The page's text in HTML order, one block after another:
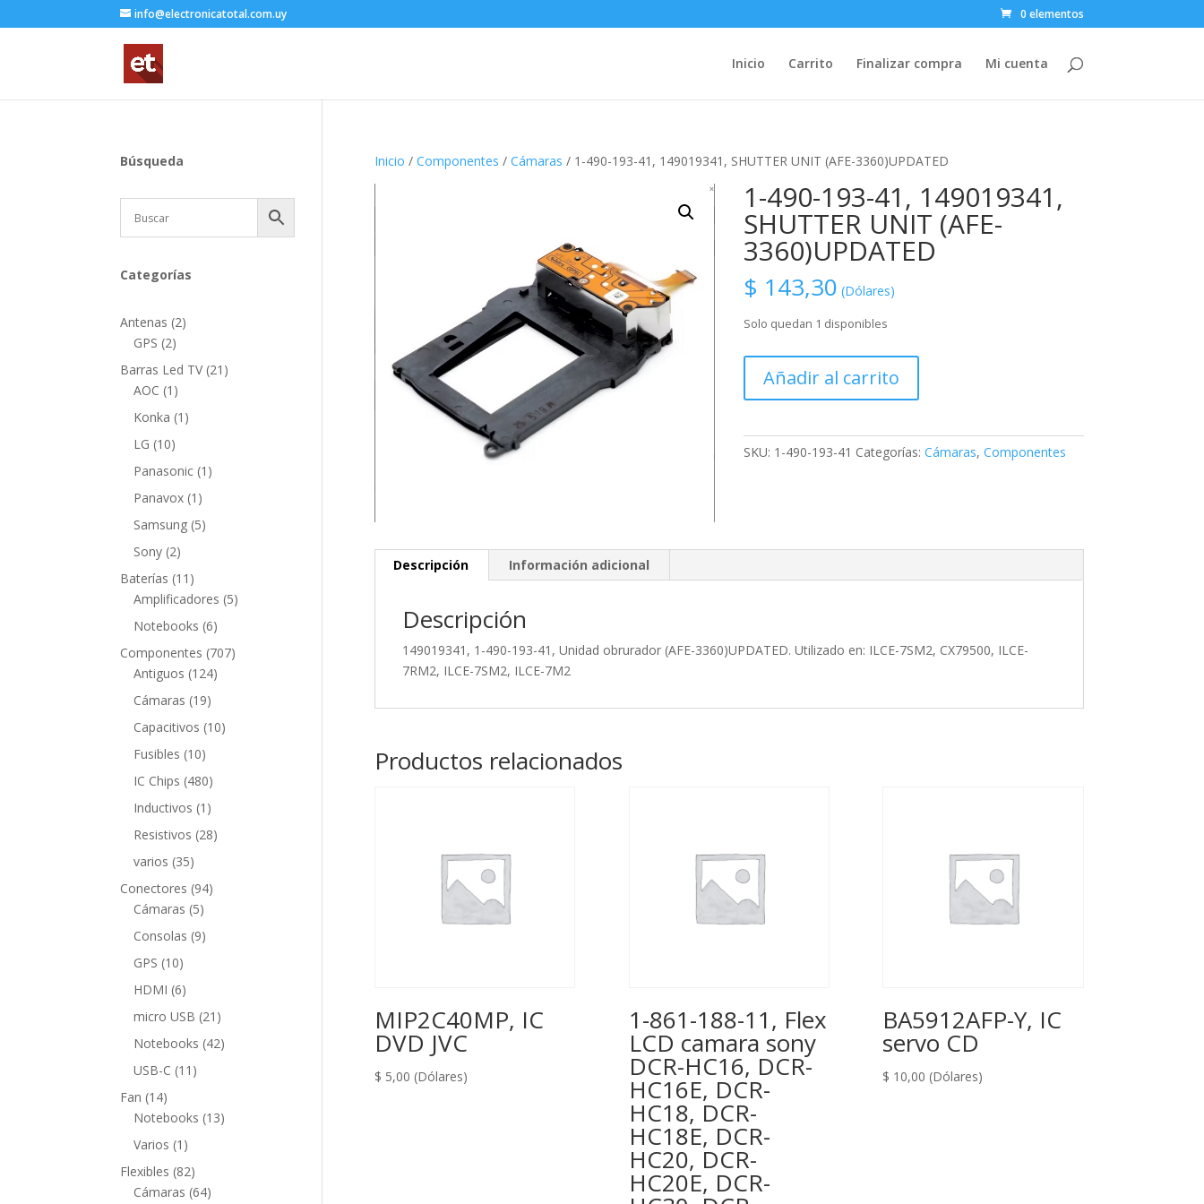
info@electronicatotal.com.uy 0 elementos
Inicio Carrito Finalizar compra Mi cuenta
Inicio / Componentes / Cámaras / 1-490-193-41, 149019341, SHUTTER UNIT (AFE-3360)UPDATED
1-490-193-41, 149019341,
SHUTTER UNIT (AFE-
3360)UPDATED
$ 143,30 (Dólares)
Solo quedan 1 disponibles
490-
193-
149019341,
cantidad
Añadir al carrito
SKU: 1-490-193-41 Categorías: Cámaras, Componentes
Descripción Información adicional
Descripción
149019341, 1-490-193-41, Unidad obrurador (AFE-3360)UPDATED. Utilizado en: ILCE-7SM2, CX79500, ILCE-
7RM2, ILCE-7SM2, ILCE-7M2
Productos relacionados
MIP2C40MP, IC
DVD JVC
$ 5,00 (Dólares)
1-861-188-11, Flex
LCD camara sony
DCR-HC16, DCR-
HC16E, DCR-
HC18, DCR-
HC18E, DCR-
HC20, DCR-
HC20E, DCR-
BA5912AFP-Y, IC
servo CD
$ 10,00 (Dólares)
Búsqueda
Categorías
Antenas 22
GPS 22
productos
Barras Led TV 21 21
AOC 1 1
producto
Konka 1 1
LG 1010
productos
Panasonic 1 1
Panavox 1 1
producto
Samsung 55
Sony 22
productos
Baterías 11 11
productos
Amplificadores 55
Notebooks 66
productos
Componentes 707707
Antiguos 124124
Cámaras 1919
productos
Capacitivos 1010
Fusibles 1010
productos
IC Chips 480480
productos
Inductivos 1 1
producto
Resistivos 2828
varios 3535
productos
Conectores 9494
Cámaras 55
productos
Consolas 99
GPS 1010
productos
HDMI 66
productos
micro USB 21 21
productos
Notebooks 4242
USB-C 11 11
Fan 1414
productos
Notebooks 1313
Varios 1 1
producto
Flexibles 8282
productos
Cámaras 6464